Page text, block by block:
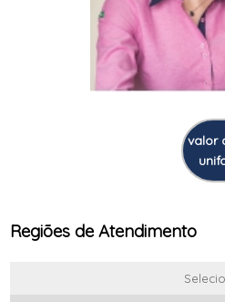
valor
Regiões de Atendimento